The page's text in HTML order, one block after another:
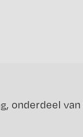
, onderdeel van